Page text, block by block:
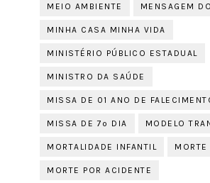
MEIO AMBIENTE MENSAGEM
MINHA CASA MINHA VIDA
MINISTÉRIO PÚBLICO ESTADUAL
MINISTRO DA SAÚDE
MISSA DE 01 ANO DE
MISSA DE 7º DIA MODELO
MORTALIDADE INFANTIL MORTE
MORTE POR ACIDENTE